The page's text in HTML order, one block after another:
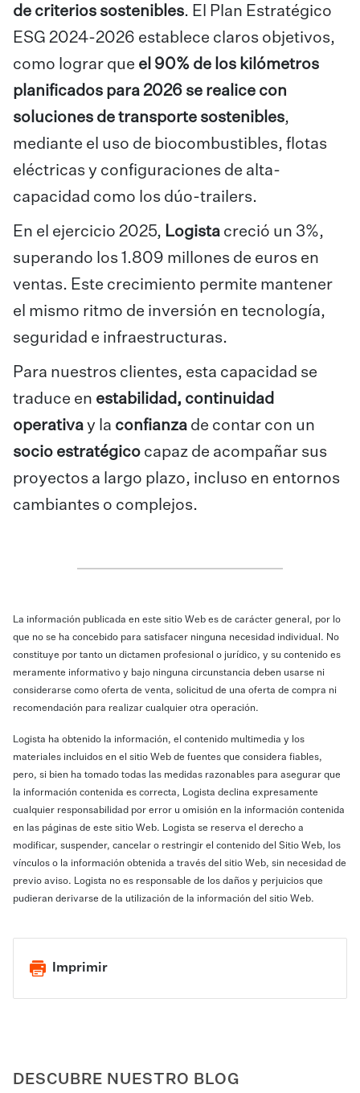
de criterios sostenibles. El Plan Estratégico
ESG 2024-2026 establece claros objetivos,
como lograr que el 90% de los kilómetros
planificados para 2026 se realice con
soluciones de transporte sostenibles,
mediante el uso de biocombustibles, flotas
eléctricas y configuraciones de alta-
capacidad como los dúo-trailers.
En el ejercicio 2025, Logista creció un 3%,
superando los 1.809 millones de euros en
ventas. Este crecimiento permite mantener
el mismo ritmo de inversión en tecnología,
seguridad e infraestructuras.
Para nuestros clientes, esta capacidad se
traduce en estabilidad, continuidad
operativa y la confianza de contar con un
socio estratégico capaz de acompañar sus
proyectos a largo plazo, incluso en entornos
cambiantes o complejos.
La información publicada en este sitio Web es de carácter general, por lo
que no se ha concebido para satisfacer ninguna necesidad individual. No
constituye por tanto un dictamen profesional o jurídico, y su contenido es
meramente informativo y bajo ninguna circunstancia deben usarse ni
considerarse como oferta de venta, solicitud de una oferta de compra ni
recomendación para realizar cualquier otra operación.
Logista ha obtenido la información, el contenido multimedia y los
materiales incluidos en el sitio Web de fuentes que considera fiables,
pero, si bien ha tomado todas las medidas razonables para asegurar que
la información contenida es correcta, Logista declina expresamente
cualquier responsabilidad por error u omisión en la información contenida
en las páginas de este sitio Web. Logista se reserva el derecho a
modificar, suspender, cancelar o restringir el contenido del Sitio Web, los
vínculos o la información obtenida a través del sitio Web, sin necesidad de
previo aviso. Logista no es responsable de los daños y perjuicios que
pudieran derivarse de la utilización de la información del sitio Web.
Imprimir
DESCUBRE NUESTRO BLOG